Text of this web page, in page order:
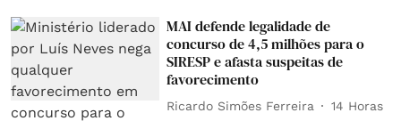
MAI defende legalidade de
concurso de 4,5 milhões para o
SIRESP e afasta suspeitas de
favorecimento
Ricardo Simões Ferreira 14 Horas